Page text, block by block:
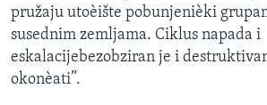
pružaju utoèište pobunjenièki
susednim zemljama. Ciklus napada i
eskalacijebezobziran je i
okonèati”.